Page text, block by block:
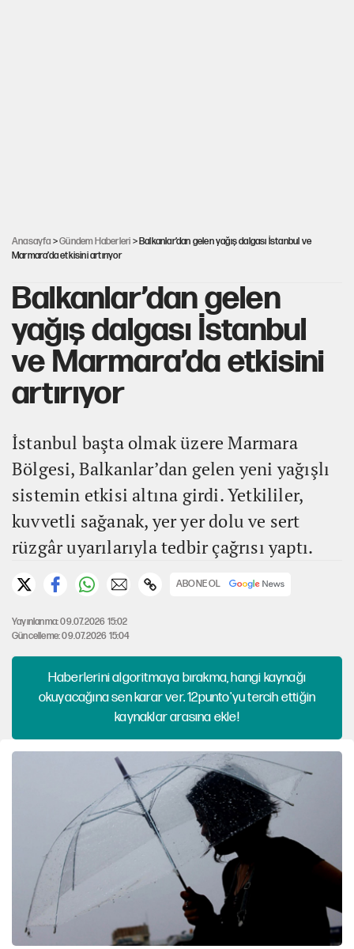
Anasayfa >Gündem Haberleri > Balkanlar’dan gelen yağış dalgası İstanbul ve
Marmara’da etkisini artırıyor
Balkanlar’dan gelen
yağış dalgası İstanbul
ve Marmara’da etkisini
artırıyor
İstanbul başta olmak üzere Marmara
Bölgesi, Balkanlar’dan gelen yeni yağışlı
sistemin etkisi altına girdi. Yetkililer,
kuvvetli sağanak, yer yer dolu ve sert
rüzgâr uyarılarıyla tedbir çağrısı yaptı.
ABONE OL
Yayınlanma: 09.07.2026 15:02
Güncelleme: 09.07.2026 15:04
Haberlerini algoritmaya bırakma, hangi kaynağı
okuyacağına sen karar ver. 12punto'yu tercih ettiğin
kaynaklar arasına ekle!